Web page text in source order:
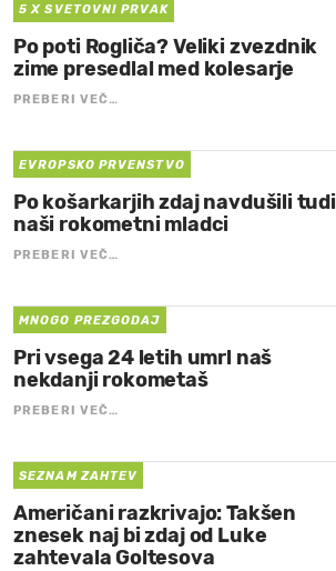
5 X SVETOVNI PRVAK
Po poti Rogliča? Veliki zvezdnik
zime presedlal med kolesarje
PREBERI VEČ…
EVROPSKO PRVENSTVO
Po košarkarjih zdaj navdušili tudi
naši rokometni mladci
PREBERI VEČ…
MNOGO PREZGODAJ
Pri vsega 24 letih umrl naš
nekdanji rokometaš
PREBERI VEČ…
SEZNAM ZAHTEV
Američani razkrivajo: Takšen
znesek naj bi zdaj od Luke
zahtevala Goltesova